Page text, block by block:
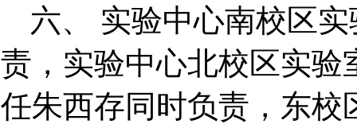
六、 实验中心南校区
责，实验中心北校区实
任朱西存同时负责，东